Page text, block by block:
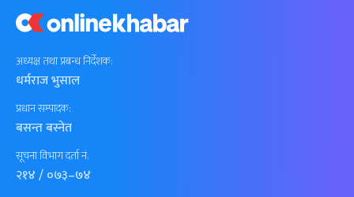
अध्यक्ष तथा प्रबन्ध निर्देशक:
धर्मराज भुसाल
प्रधान सम्पादक:
बसन्त बस्नेत
सूचना विभाग दर्ता नं.
२१४ / ०७३–७४